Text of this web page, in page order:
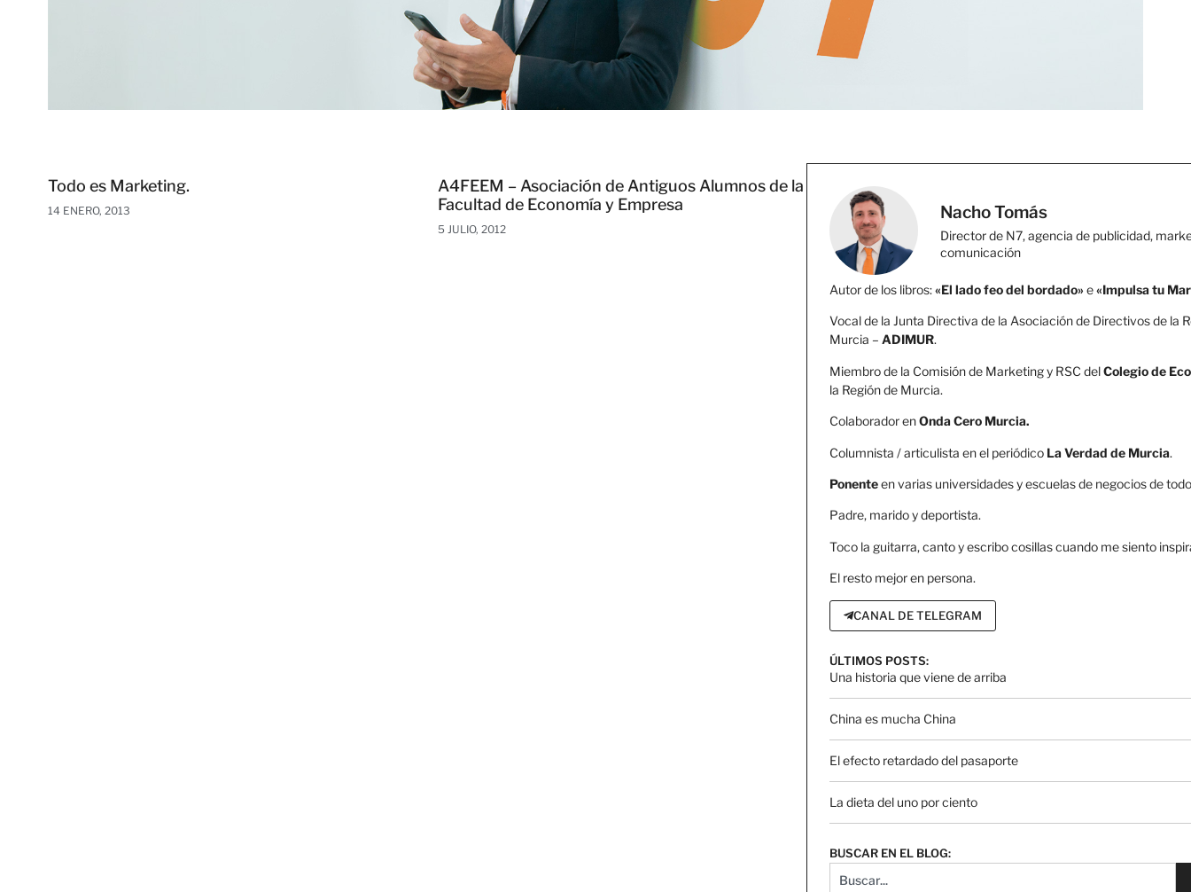
Todo es Marketing.
14 ENERO, 2013
A4FEEM – Asociación de Antiguos Alumnos de la
Facultad de Economía y Empresa
5 JULIO, 2012
Nacho Tomás
Director de N7, agencia de publicidad,
comunicación
Autor de los libros:«El lado feo del bordado» e«Impulsa tu
Vocal de la Junta Directiva de la Asociación de Directivos de la
Murcia – ADIMUR.
Miembro de la Comisión de Marketing y RSC delColegio de
la Región de Murcia.
Colaborador enOnda Cero Murcia.
Columnista / articulista en el periódico La Verdad de Murcia.
Ponenteen varias universidades y escuelas de negocios de
Padre, marido y deportista.
Toco la guitarra, canto y escribo cosillas cuando me siento
El resto mejor en persona.
CANAL DE TELEGRAM
ÚLTIMOS POSTS:
Una historia que viene de arriba
China es mucha China
El efecto retardado del pasaporte
La dieta del uno por ciento
BUSCAR EN EL BLOG: